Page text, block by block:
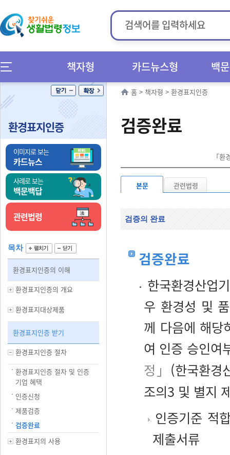
책자형 카드뉴스형 백
환경표지인증
이미지로 보는
카드뉴스
사례로 보는
백문백답
관련법령
목차
환경표지인증의 이해
환경표지인증의 개요
환경표지대상제품
환경표지인증 받기
환경표지인증 절차
환경표지인증 절차 및 인증
기업 혜택
인증신청
제품검증
검증완료
환경표지의 사용
홈 > 책자형 > 환경표지인증
검증완료
「
본문 관련법령
검증의 완료
검증완료
한국환경산업
우 환경성 및
께 다음에 해당
여 인증 승인여
정」 (한국환경
조의3 및 별지
인증기준 적
제출서류